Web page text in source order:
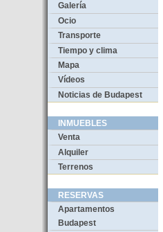
Galería
Ocio
Transporte
Tiempo y clima
Mapa
Vídeos
Noticias de Budapest
INMUEBLES
Venta
Alquiler
Terrenos
RESERVAS
Apartamentos
Budapest